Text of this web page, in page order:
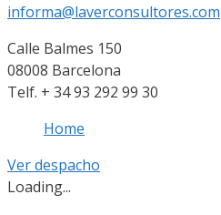
informa@laverconsultores.com
Calle Balmes 150
08008 Barcelona
Telf. + 34 93 292 99 30
Home
Ver despacho
Loading...